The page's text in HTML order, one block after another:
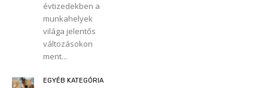
évtizedekben a
munkahelyek
világa jelentős
változásokon
ment...
EGYÉB KATEGÓRIA